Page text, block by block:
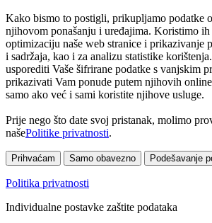
Kako bismo to postigli, prikupljamo podatke
njihovom ponašanju i uređajima. Koristimo
optimizaciju naše web stranice i prikazivanje
i sadržaja, kao i za analizu statistike
usporediti Vaše šifrirane podatke s vanjskim
prikazivati Vam ponude putem njihovih
samo ako već i sami koristite njihove usluge.
Prije nego što date svoj pristanak, molimo
našePolitike privatnosti.
Prihvaćam Samo obavezno Podešavanje
Politika privatnosti
Individualne postavke zaštite podataka